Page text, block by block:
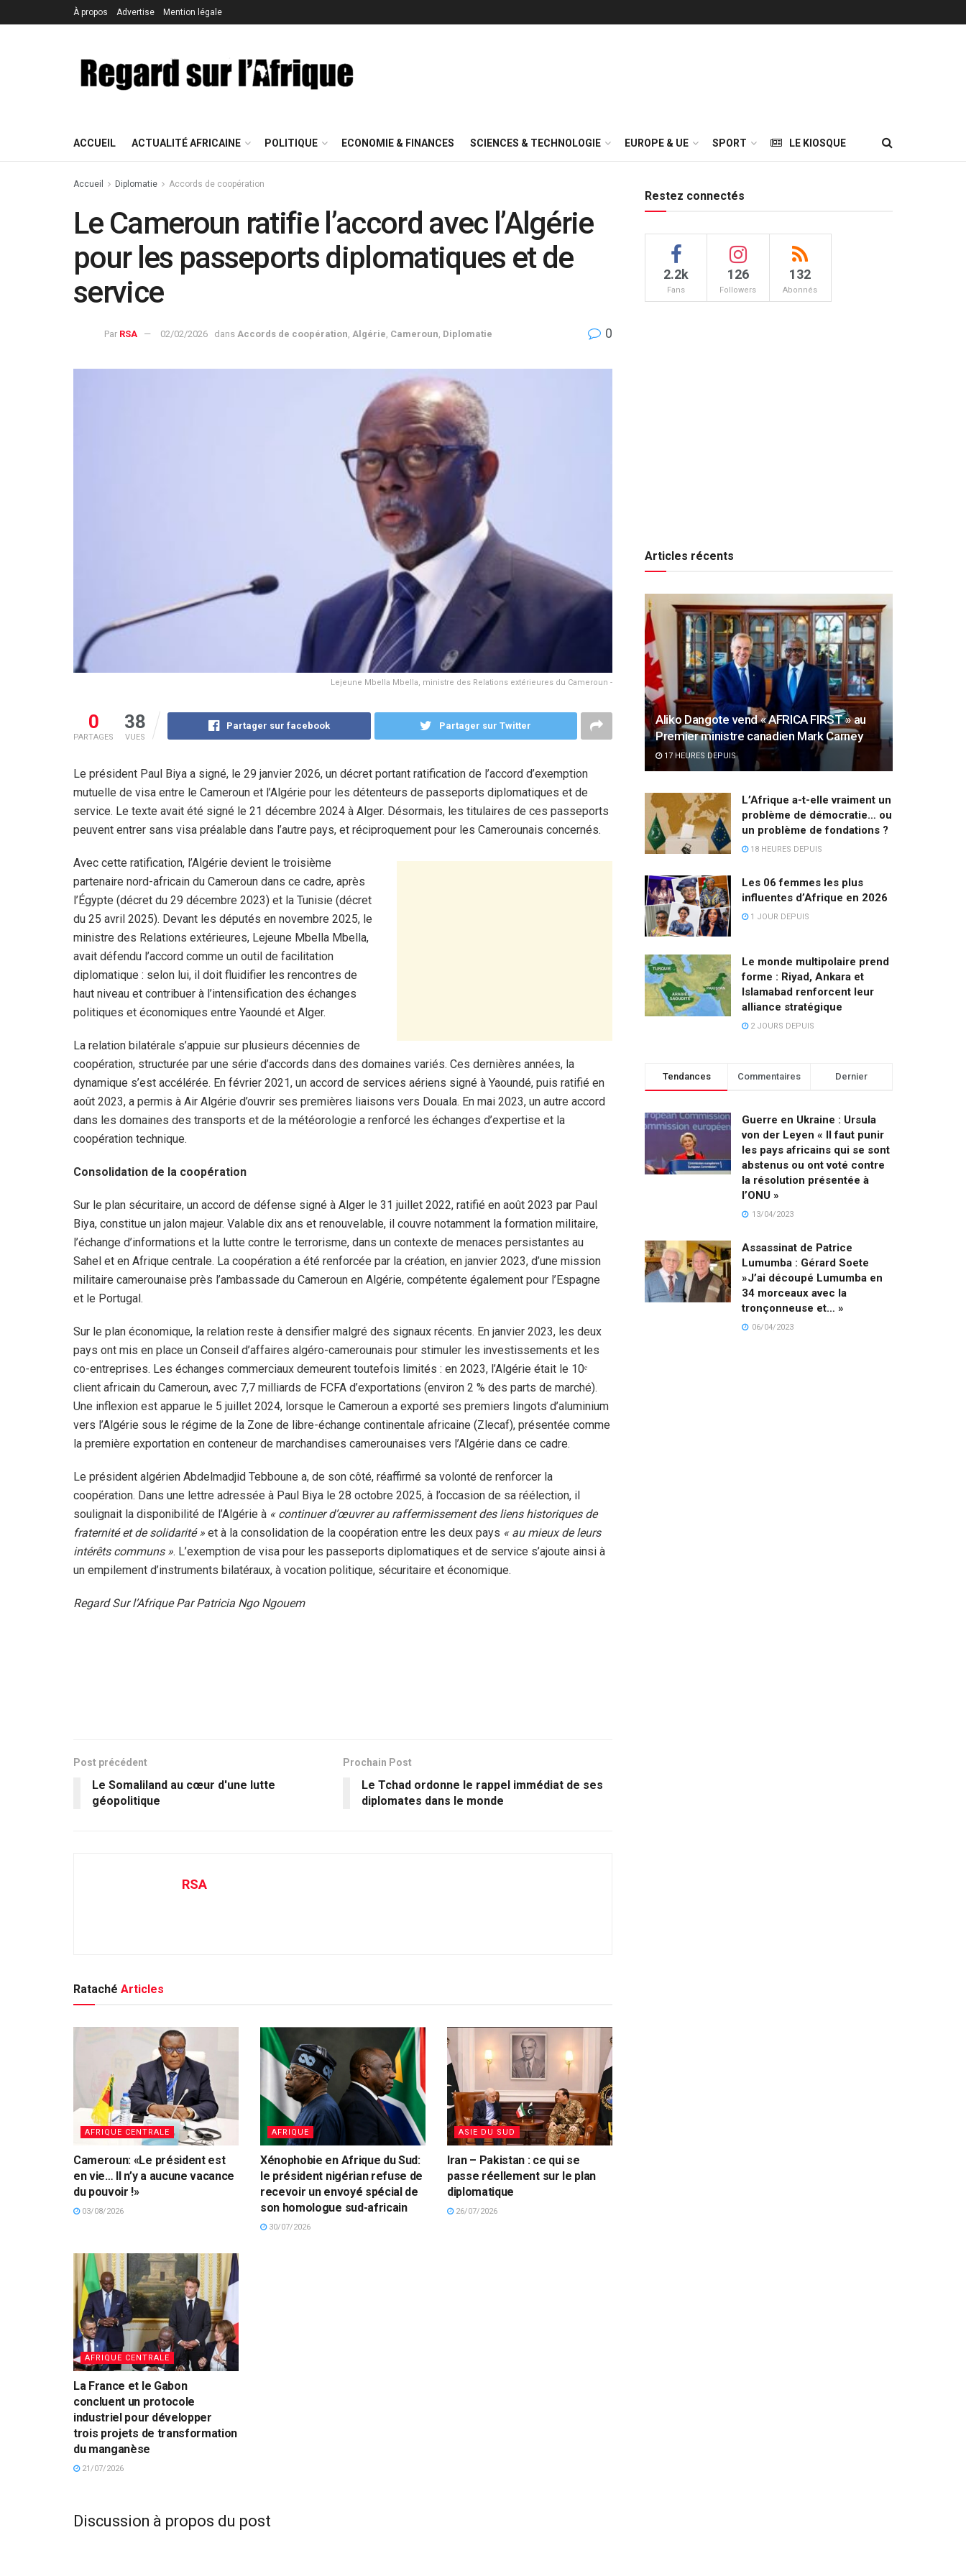
À propos Advertise Mention légale
ACCUEIL ACTUALITÉ AFRICAINE POLITIQUE ECONOMIE & FINANCES SCIENCES & TECHNOLOGIE EUROPE & UE SPORT LE KIOSQUE
Accueil Diplomatie Accords de coopération
Le Cameroun ratifie l’accord avec l’Algérie
pour les passeports diplomatiques et de
service
Par RSA 02/02/2026 dans Accords de coopération Algérie Cameroun Diplomatie 0
Lejeune Mbella Mbella, ministre des Relations extérieures du Cameroun -
0
PARTAGES
38
VUES
Partager sur facebook Partager sur Twitter
Le président Paul Biya a signé, le 29 janvier 2026, un décret portant ratification de l’accord d’exemption
mutuelle de visa entre le Cameroun et l’Algérie pour les détenteurs de passeports diplomatiques et de
service. Le texte avait été signé le 21 décembre 2024 à Alger. Désormais, les titulaires de ces passeports
peuvent entrer sans visa préalable dans l’autre pays, et réciproquement pour les Camerounais concernés.
Avec cette ratification, l’Algérie devient le troisième
partenaire nord-africain du Cameroun dans ce cadre, après
l’Égypte (décret du 29 décembre 2023) et la Tunisie (décret
du 25 avril 2025). Devant les députés en novembre 2025, le
ministre des Relations extérieures, Lejeune Mbella Mbella,
avait défendu l’accord comme un outil de facilitation
diplomatique : selon lui, il doit fluidifier les rencontres de
haut niveau et contribuer à l’intensification des échanges
politiques et économiques entre Yaoundé et Alger.
La relation bilatérale s’appuie sur plusieurs décennies de
coopération, structurée par une série d’accords dans des domaines variés. Ces dernières années, la
dynamique s’est accélérée. En février 2021, un accord de services aériens signé à Yaoundé, puis ratifié en
août 2023, a permis à Air Algérie d’ouvrir ses premières liaisons vers Douala. En mai 2023, un autre accord
dans les domaines des transports et de la météorologie a renforcé les échanges d’expertise et la
coopération technique.
Consolidation de la coopération
Sur le plan sécuritaire, un accord de défense signé à Alger le 31 juillet 2022, ratifié en août 2023 par Paul
Biya, constitue un jalon majeur. Valable dix ans et renouvelable, il couvre notamment la formation militaire,
l’échange d’informations et la lutte contre le terrorisme, dans un contexte de menaces persistantes au
Sahel et en Afrique centrale. La coopération a été renforcée par la création, en janvier 2023, d’une mission
militaire camerounaise près l’ambassade du Cameroun en Algérie, compétente également pour l’Espagne
et le Portugal.
Sur le plan économique, la relation reste à densifier malgré des signaux récents. En janvier 2023, les deux
pays ont mis en place un Conseil d’affaires algéro-camerounais pour stimuler les investissements et les
co-entreprises. Les échanges commerciaux demeurent toutefois limités : en 2023, l’Algérie était le 10ᵉ
client africain du Cameroun, avec 7,7 milliards de FCFA d’exportations (environ 2 % des parts de marché).
Une inflexion est apparue le 5 juillet 2024, lorsque le Cameroun a exporté ses premiers lingots d’aluminium
vers l’Algérie sous le régime de la Zone de libre-échange continentale africaine (Zlecaf), présentée comme
la première exportation en conteneur de marchandises camerounaises vers l’Algérie dans ce cadre.
Le président algérien Abdelmadjid Tebboune a, de son côté, réaffirmé sa volonté de renforcer la
coopération. Dans une lettre adressée à Paul Biya le 28 octobre 2025, à l’occasion de sa réélection, il
soulignait la disponibilité de l’Algérie à « continuer d’œuvrer au raffermissement des liens historiques de
fraternité et de solidarité » et à la consolidation de la coopération entre les deux pays « au mieux de leurs
intérêts communs ». L’exemption de visa pour les passeports diplomatiques et de service s’ajoute ainsi à
un empilement d’instruments bilatéraux, à vocation politique, sécuritaire et économique.
Regard Sur l’Afrique Par Patricia Ngo Ngouem
Post précédent
Le Somaliland au cœur d'une lutte
géopolitique
Prochain Post
Le Tchad ordonne le rappel immédiat de ses
diplomates dans le monde
RSA
Rataché Articles
AFRIQUE CENTRALE
Cameroun: «Le président est
en vie… Il n’y a aucune vacance
du pouvoir !»
03/08/2026
AFRIQUE
Xénophobie en Afrique du Sud:
le président nigérian refuse de
recevoir un envoyé spécial de
son homologue sud-africain
30/07/2026
ASIE DU SUD
Iran – Pakistan : ce qui se
passe réellement sur le plan
diplomatique
26/07/2026
AFRIQUE CENTRALE
La France et le Gabon
concluent un protocole
industriel pour développer
trois projets de transformation
du manganèse
21/07/2026
Discussion à propos du post
Restez connectés
2.2k
Fans
126
Followers
132
Abonnés
Articles récents
Aliko Dangote vend « AFRICA FIRST » au
Premier ministre canadien Mark Carney
17 HEURES DEPUIS
L’Afrique a-t-elle vraiment un
problème de démocratie… ou
un problème de fondations ?
18 HEURES DEPUIS
Les 06 femmes les plus
influentes d’Afrique en 2026
1 JOUR DEPUIS
Le monde multipolaire prend
forme : Riyad, Ankara et
Islamabad renforcent leur
alliance stratégique
2 JOURS DEPUIS
Tendances Commentaires Dernier
Guerre en Ukraine : Ursula
von der Leyen « Il faut punir
les pays africains qui se sont
abstenus ou ont voté contre
la résolution présentée à
l’ONU »
13/04/2023
Assassinat de Patrice
Lumumba : Gérard Soete
»J’ai découpé Lumumba en
34 morceaux avec la
tronçonneuse et… »
06/04/2023